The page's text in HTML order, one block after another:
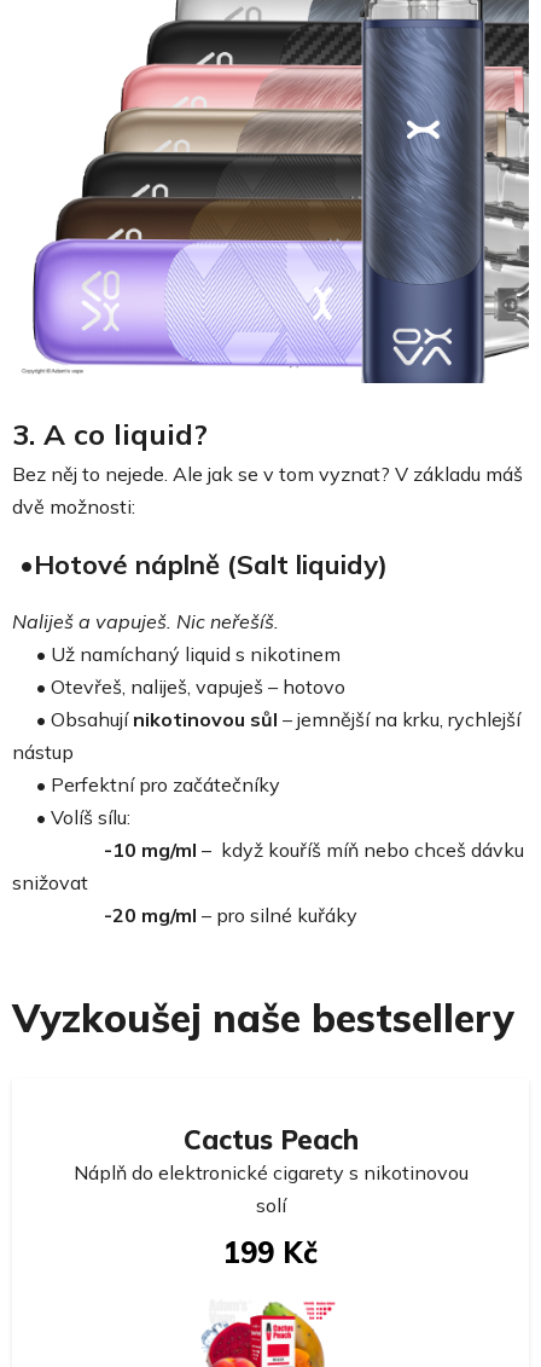
3. A co liquid?
Bez něj to nejede. Ale jak se v tom vyznat? V základu máš
dvě možnosti:
•Hotové náplně (Salt liquidy)
Naliješ a vapuješ. Nic neřešíš.
• Už namíchaný liquid s nikotinem
• Otevřeš, naliješ, vapuješ – hotovo
• Obsahují nikotinovou sůl – jemnější na krku, rychlejší
nástup
• Perfektní pro začátečníky
• Volíš sílu:
-10 mg/ml – když kouříš míň nebo chceš dávku
snižovat
-20 mg/ml – pro silné kuřáky
Vyzkoušej naše bestsellery
Cactus Peach
Náplň do elektronické cigarety s nikotinovou
solí
199 Kč